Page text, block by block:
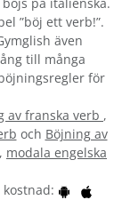
på italienska.
”böj ett verb!”.
även
till många
för
av franska verb ,
och Böjning av
, modala engelska